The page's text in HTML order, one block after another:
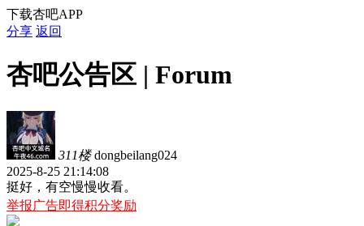
下载杏吧APP
分享 返回
杏吧公告区 | Forum
311楼 dongbeilang024
2025-8-25 21:14:08
挺好，有空慢慢收看。
举报广告即得积分奖励